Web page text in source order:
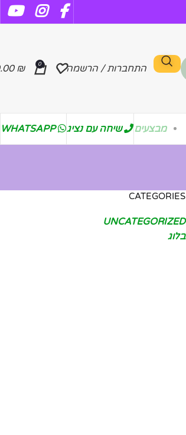
התחברות / הרשמה 0
₪
מבצעים שיחה עם נציג WHATSAPP
CATEGORIES
UNCATEGORIZED
בלוג